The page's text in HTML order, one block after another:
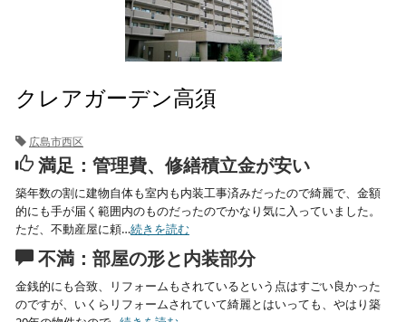
クレアガーデン高須
広島市西区
満足：管理費、修繕積立金が安い
築年数の割に建物自体も室内も内装工事済みだったので綺麗で、金額
的にも手が届く範囲内のものだったのでかなり気に入っていました。
ただ、不動産屋に頼…続きを読む
不満：部屋の形と内装部分
金銭的にも合致、リフォームもされているという点はすごい良かった
のですが、いくらリフォームされていて綺麗とはいっても、やはり築